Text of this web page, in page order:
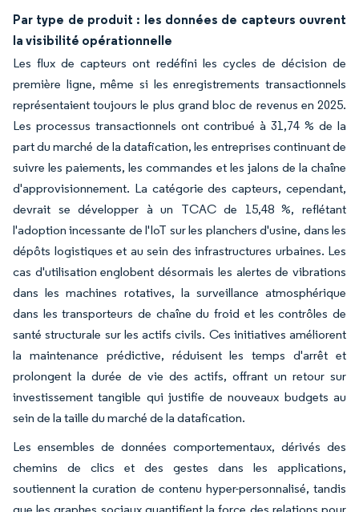
Par type de produit : les données de capteurs ouvrent
la visibilité opérationnelle
Les flux de capteurs ont redéfini les cycles de décision de
première ligne, même si les enregistrements transactionnels
représentaient toujours le plus grand bloc de revenus en 2025.
Les processus transactionnels ont contribué à 31,74 % de la
part du marché de la datafication, les entreprises continuant de
suivre les paiements, les commandes et les jalons de la chaîne
d'approvisionnement. La catégorie des capteurs, cependant,
devrait se développer à un TCAC de 15,48 %, reflétant
l'adoption incessante de l'IoT sur les planchers d'usine, dans les
dépôts logistiques et au sein des infrastructures urbaines. Les
cas d'utilisation englobent désormais les alertes de vibrations
dans les machines rotatives, la surveillance atmosphérique
dans les transporteurs de chaîne du froid et les contrôles de
santé structurale sur les actifs civils. Ces initiatives améliorent
la maintenance prédictive, réduisent les temps d'arrêt et
prolongent la durée de vie des actifs, offrant un retour sur
investissement tangible qui justifie de nouveaux budgets au
sein de la taille du marché de la datafication.
Les ensembles de données comportementaux, dérivés des
chemins de clics et des gestes dans les applications,
soutiennent la curation de contenu hyper-personnalisé, tandis